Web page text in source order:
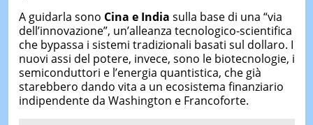
A guidarla sono Cina e India sulla base di una “via
dell’innovazione”, un’alleanza tecnologico-scientifica
che bypassa i sistemi tradizionali basati sul dollaro. I
nuovi assi del potere, invece, sono le biotecnologie, i
semiconduttori e l’energia quantistica, che già
starebbero dando vita a un ecosistema finanziario
indipendente da Washington e Francoforte.